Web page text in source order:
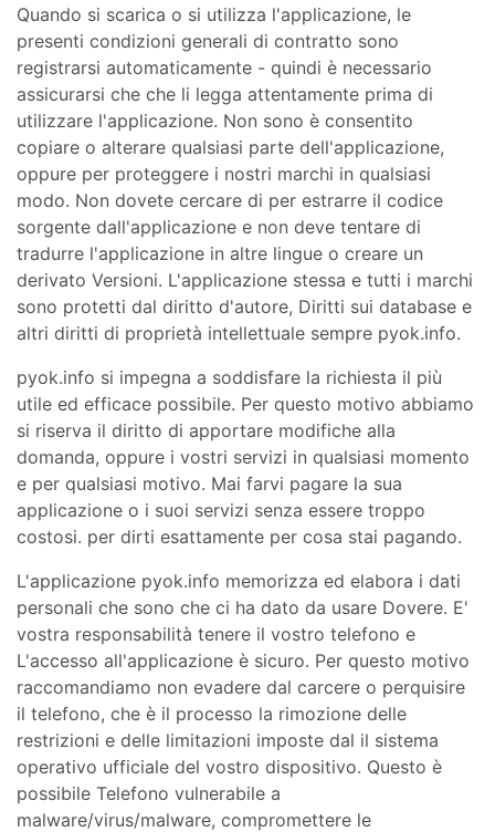
Quando si scarica o si utilizza l'applicazione, le
presenti condizioni generali di contratto sono
registrarsi automaticamente - quindi è necessario
assicurarsi che che li legga attentamente prima di
utilizzare l'applicazione. Non sono è consentito
copiare o alterare qualsiasi parte dell'applicazione,
oppure per proteggere i nostri marchi in qualsiasi
modo. Non dovete cercare di per estrarre il codice
sorgente dall'applicazione e non deve tentare di
tradurre l'applicazione in altre lingue o creare un
derivato Versioni. L'applicazione stessa e tutti i marchi
sono protetti dal diritto d'autore, Diritti sui database e
altri diritti di proprietà intellettuale sempre pyok.info.
pyok.info si impegna a soddisfare la richiesta il più
utile ed efficace possibile. Per questo motivo abbiamo
si riserva il diritto di apportare modifiche alla
domanda, oppure i vostri servizi in qualsiasi momento
e per qualsiasi motivo. Mai farvi pagare la sua
applicazione o i suoi servizi senza essere troppo
costosi. per dirti esattamente per cosa stai pagando.
L'applicazione pyok.info memorizza ed elabora i dati
personali che sono che ci ha dato da usare Dovere. E'
vostra responsabilità tenere il vostro telefono e
L'accesso all'applicazione è sicuro. Per questo motivo
raccomandiamo non evadere dal carcere o perquisire
il telefono, che è il processo la rimozione delle
restrizioni e delle limitazioni imposte dal il sistema
operativo ufficiale del vostro dispositivo. Questo è
possibile Telefono vulnerabile a
malware/virus/malware, compromettere le